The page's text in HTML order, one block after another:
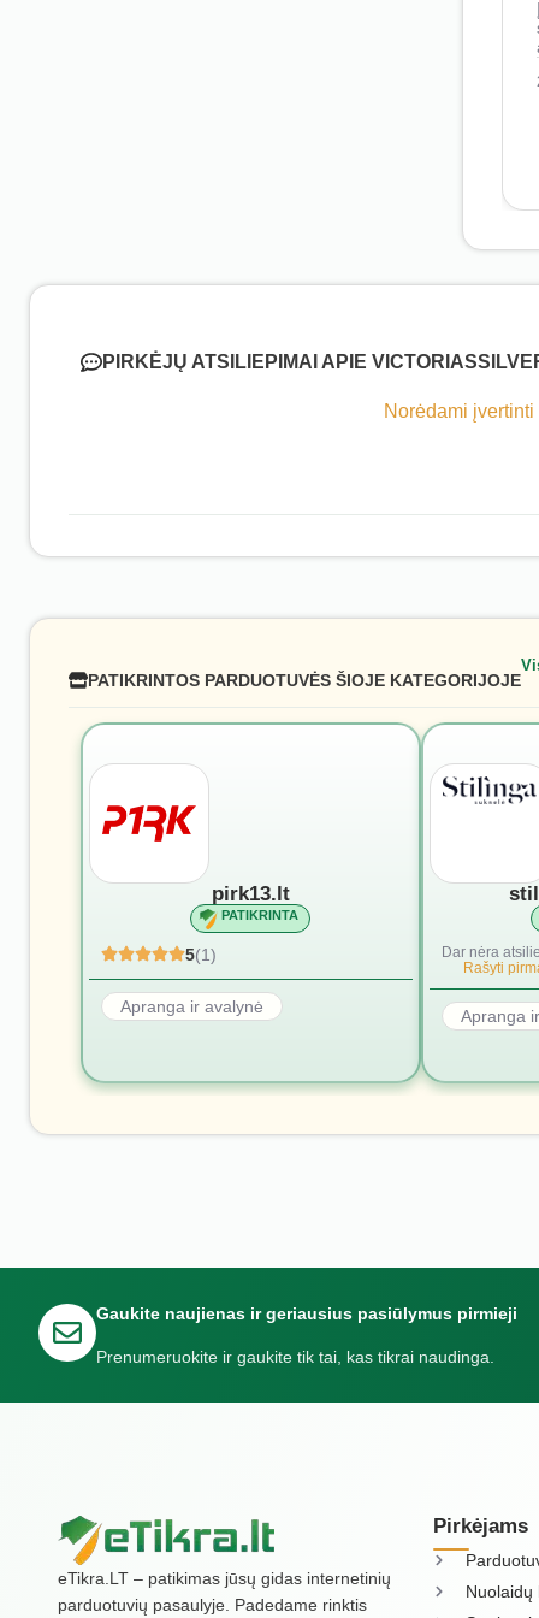
PIRKĖJŲ ATSILIEPIMAI APIE
Norėdami
PATIKRINTOS PARDUOTUVĖS ŠIOJE KATEGORIJOJE
pirk13.lt
PATIKRINTA
5(1)
Apranga ir avalynė
Dar nėra
Rašyti
Apranga
Gaukite naujienas ir geriausius pasiūlymus pirmieji
Prenumeruokite ir gaukite tik tai, kas tikrai naudinga.
eTikra.LT – patikimas jūsų gidas internetinių
parduotuvių pasaulyje. Padedame rinktis
Pirkėjams
Nuolaidų